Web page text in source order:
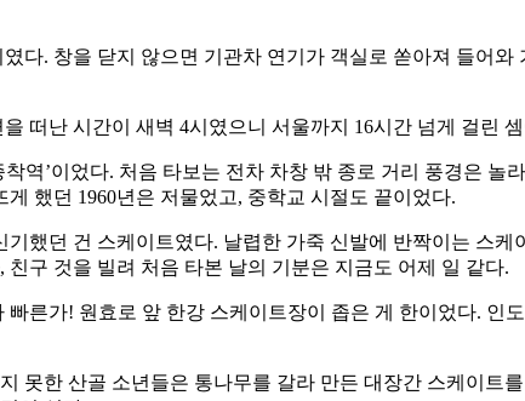
다. 창을 닫지 않으면 기관차 연기가 객실로 쏟아져 들어와
떠난 시간이 새벽 4시였으니 서울까지 16시간 넘게 걸린
역’이었다. 처음 타보는 전차 차창 밖 종로 거리 풍경은 놀
했던 1960년은 저물었고, 중학교 시절도 끝이었다.
했던 건 스케이트였다. 날렵한 가죽 신발에 반짝이는 스케
구 것을 빌려 처음 타본 날의 기분은 지금도 어제 일 같다.
른가! 원효로 앞 한강 스케이트장이 좁은 게 한이었다. 인
못한 산골 소년들은 통나무를 갈라 만든 대장간 스케이트